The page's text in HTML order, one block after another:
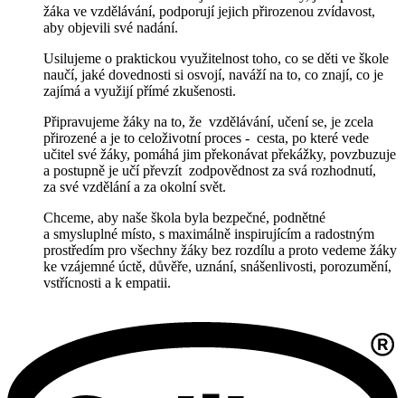
žáka ve vzdělávání, podporují jejich přirozenou zvídavost,
aby objevili své nadání.
Usilujeme o praktickou využitelnost toho, co se děti ve škole
naučí, jaké dovednosti si osvojí, naváží na to, co znají, co je
zajímá a využijí přímé zkušenosti.
Připravujeme žáky na to, že vzdělávání, učení se, je zcela
přirozené a je to celoživotní proces - cesta, po které vede
učitel své žáky, pomáhá jim překonávat překážky, povzbuzuje
a postupně je učí převzít zodpovědnost za svá rozhodnutí,
za své vzdělání a za okolní svět.
Chceme, aby naše škola byla bezpečné, podnětné
a smysluplné místo, s maximálně inspirujícím a radostným
prostředím pro všechny žáky bez rozdílu a proto vedeme žáky
ke vzájemné úctě, důvěře, uznání, snášenlivosti, porozumění,
vstřícnosti a k empatii.